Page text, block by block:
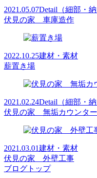
2021.05.07Detail（細部・納
伏見の家 車庫造作
2022.10.25建材・素材
薪置き場
2021.02.24Detail（細部・納
伏見の家 無垢カウンタ
2021.03.01建材・素材
伏見の家 外壁工事
ブログトップ